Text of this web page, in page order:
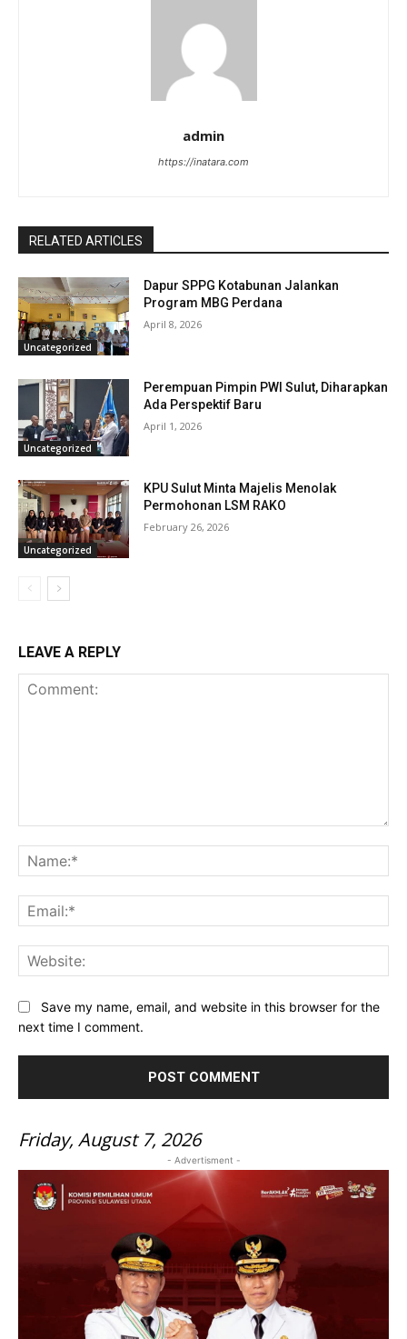
admin
https://inatara.com
RELATED ARTICLES
Uncategorized
Dapur SPPG Kotabunan Jalankan
Program MBG Perdana
April 8, 2026
Uncategorized
Perempuan Pimpin PWI Sulut, Diharapkan
Ada Perspektif Baru
April 1, 2026
Uncategorized
KPU Sulut Minta Majelis Menolak
Permohonan LSM RAKO
February 26, 2026
LEAVE A REPLY
Save my name, email, and website in this browser for the
next time I comment.
Friday, August 7, 2026
- Advertisment -